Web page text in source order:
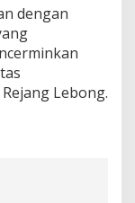
dengan
Lebong.